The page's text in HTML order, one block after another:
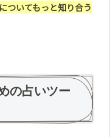
ついてもっと知り合う
の占いツー